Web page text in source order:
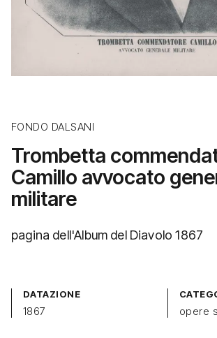
FONDO DALSANI
Trombetta
Camillo avvocato
militare
pagina dell'Album del Diavolo 1867
DATAZIONE
1867 opere